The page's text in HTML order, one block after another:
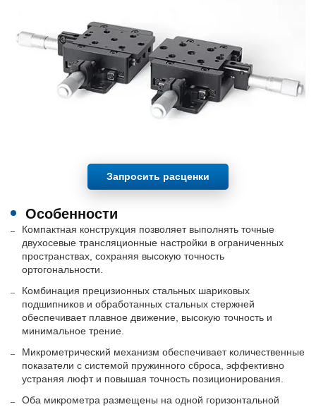
Запросить расценки
Особенности
Компактная конструкция позволяет выполнять точные
двухосевые трансляционные настройки в ограниченных
пространствах, сохраняя высокую точность
ортогональности.
Комбинация прецизионных стальных шариковых
подшипников и обработанных стальных стержней
обеспечивает плавное движение, высокую точность и
минимальное трение.
Микрометрический механизм обеспечивает количественные
показатели с системой пружинного сброса, эффективно
устраняя люфт и повышая точность позиционирования.
Оба микрометра размещены на одной горизонтальной